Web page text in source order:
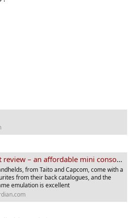
an affordable mini console that’s simply a joy to play
from Taito and Capcom, come with a
from their back catalogues, and the
emulation is excellent